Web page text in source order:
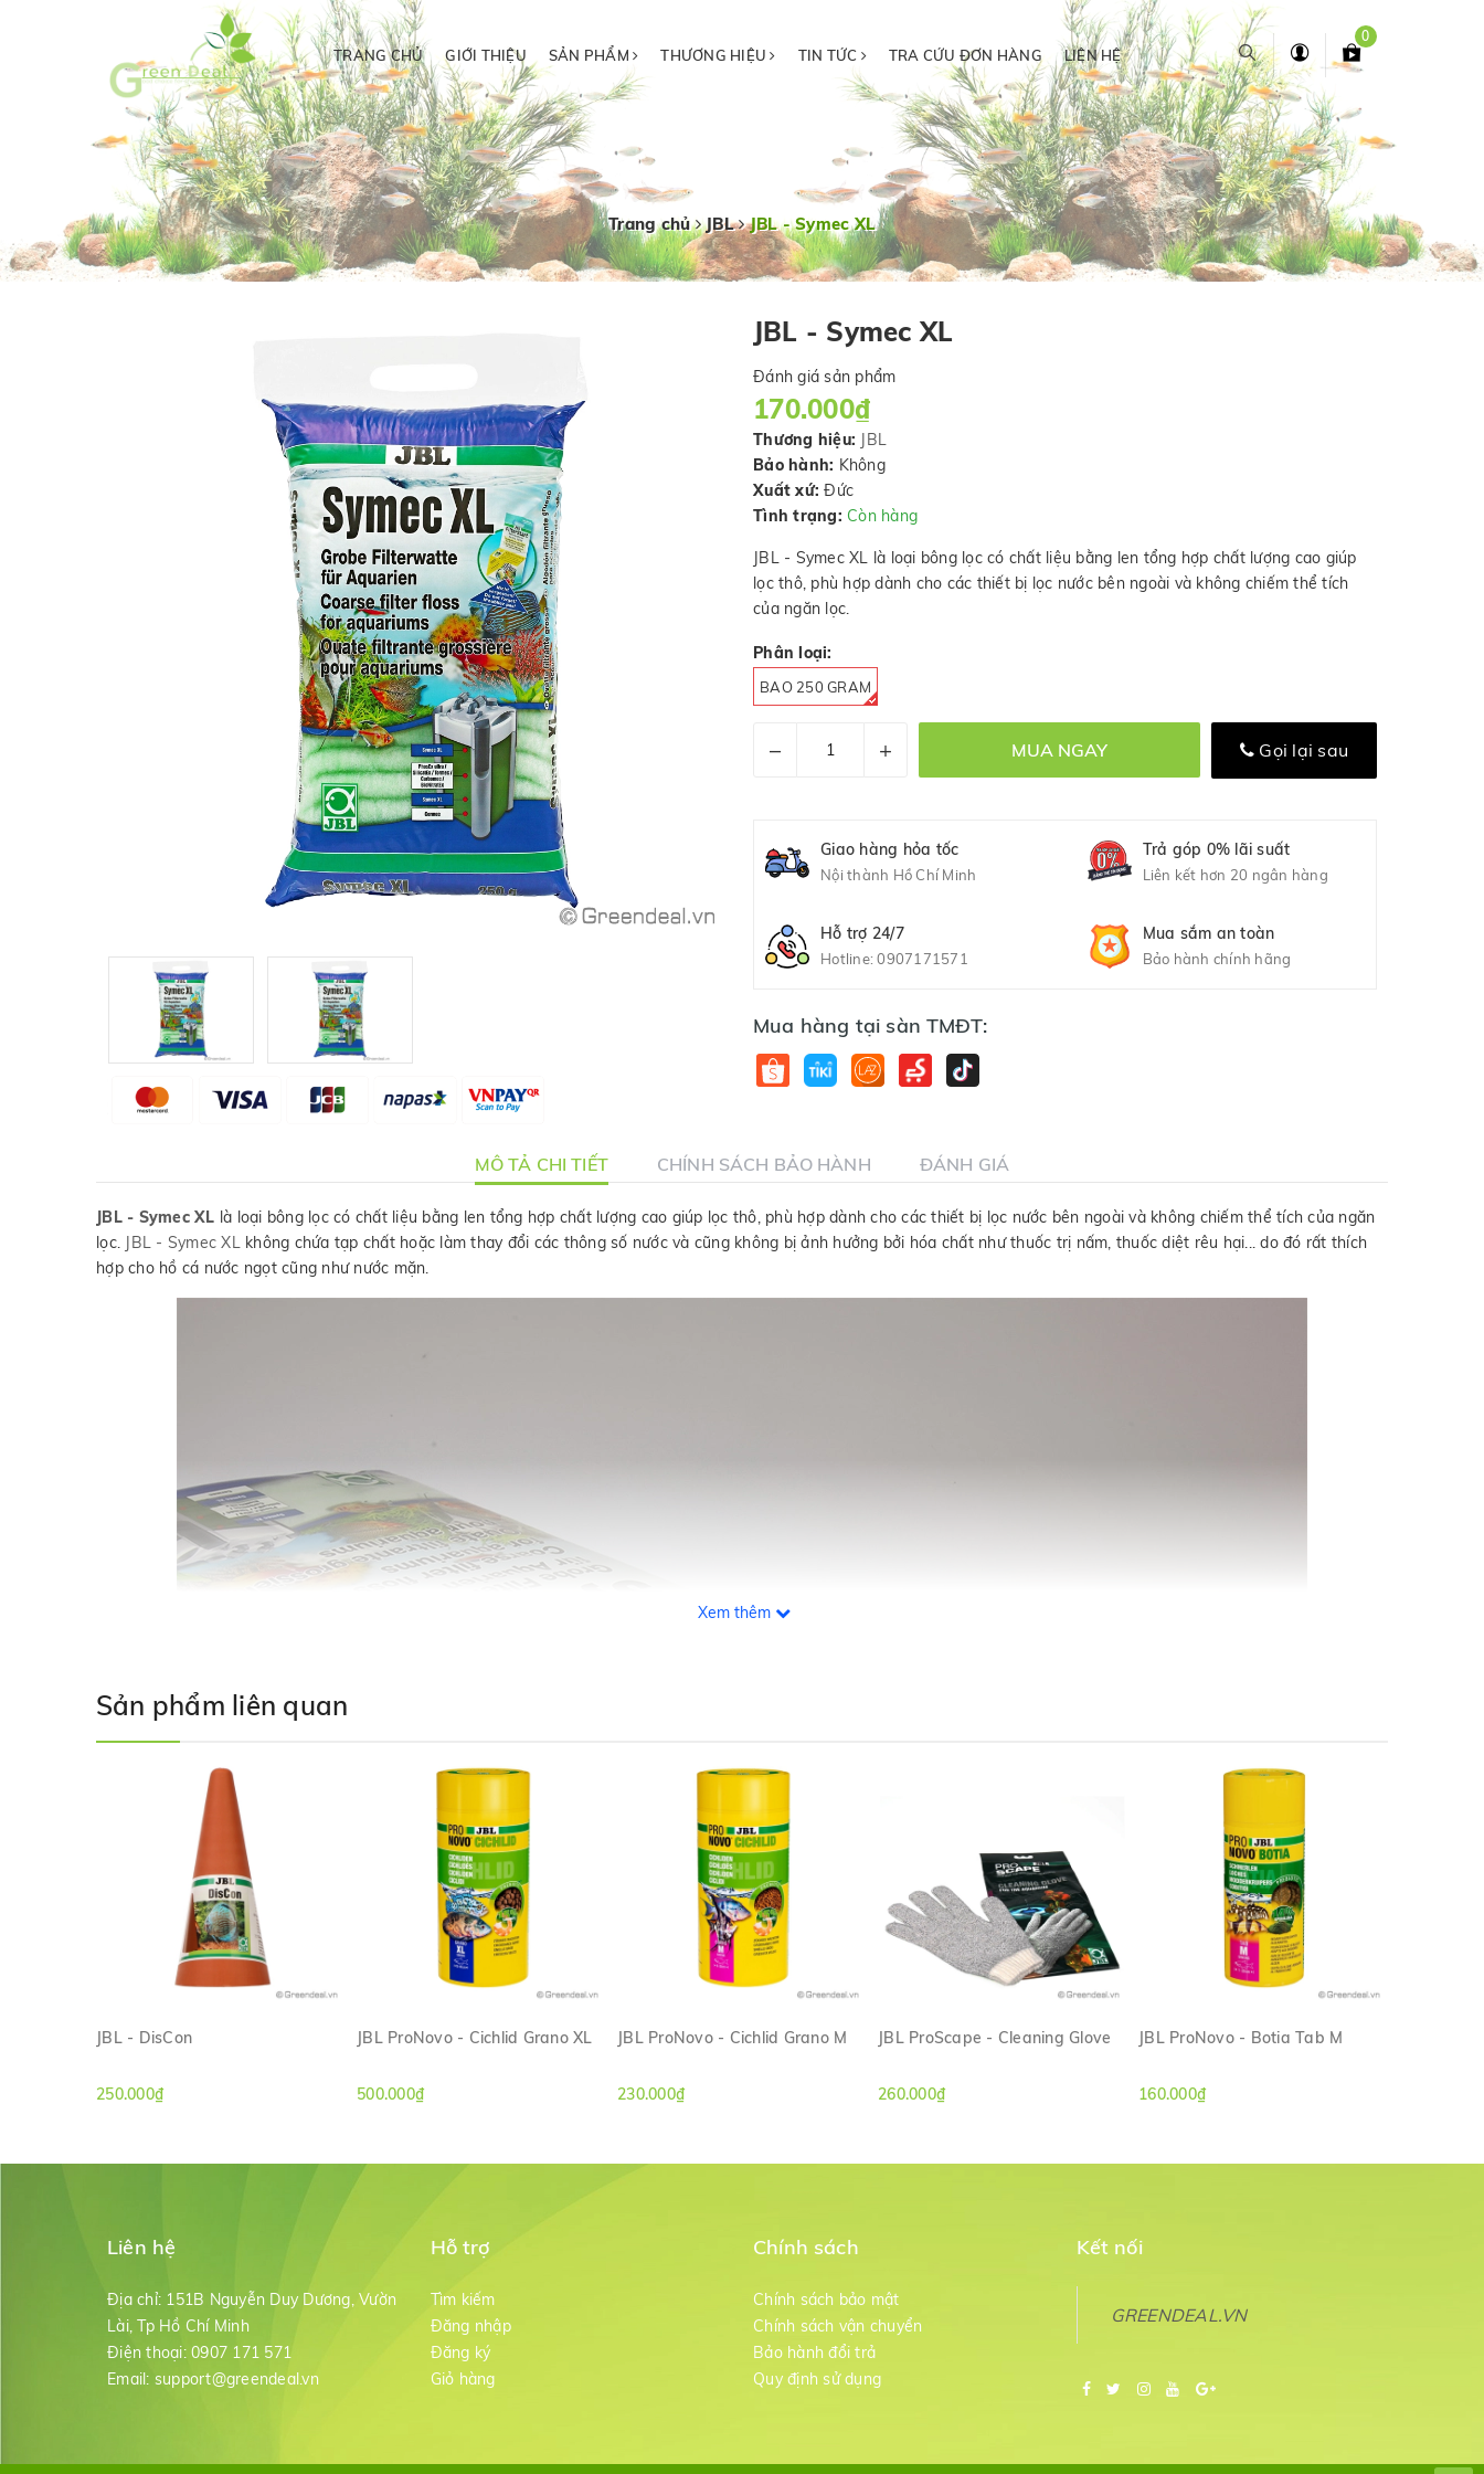
TRANG CHỦ GIỚI THIỆU SẢN PHẨM THƯƠNG HIỆU TIN TỨC TRA CỨU ĐƠN HÀNG LIÊN HỆ
0
Trang chủ JBL JBL - Symec XL
JBL - Symec XL
Đánh giá sản phẩm
170.000₫
Thương hiệu:
JBL
Bảo hành: Không
Xuất xứ: Đức
Tình trạng: Còn hàng
JBL - Symec XL là loại bông lọc có chất liệu bằng len tổng hợp chất lượng cao giúp
lọc thô, phù hợp dành cho các thiết bị lọc nước bên ngoài và không chiếm thể tích
của ngăn lọc.
Phân loại:
BAO 250 GRAM
– + MUA NGAY Gọi lại sau
Giao hàng hỏa tốc
Nội thành Hồ Chí Minh
Trả góp 0% lãi suất
Liên kết hơn 20 ngân hàng
Hỗ trợ 24/7
Hotline:0907171571
Mua sắm an toàn
Bảo hành chính hãng
Mua hàng tại sàn TMĐT:
MÔ TẢ CHI TIẾT CHÍNH SÁCH BẢO HÀNH ĐÁNH GIÁ
JBL - Symec XL là loại bông lọc có chất liệu bằng len tổng hợp chất lượng cao giúp lọc thô, phù hợp dành cho các thiết bị lọc nước bên ngoài và không chiếm thể tích của ngăn
lọc. JBL - Symec XLkhông chứa tạp chất hoặc làm thay đổi các thông số nước và cũng không bị ảnh hưởng bởi hóa chất như thuốc trị nấm, thuốc diệt rêu hại... do đó rất thích
hợp cho hồ cá nước ngọt cũng như nước mặn.
Xem thêm
Sản phẩm liên quan
JBL - DisCon
250.000₫
JBL ProNovo - Cichlid Grano XL
500.000₫
JBL ProNovo - Cichlid Grano M
230.000₫
JBL ProScape - Cleaning Glove
260.000₫
JBL ProNovo - Botia Tab M
160.000₫
Liên hệ
Địa chỉ: 151B Nguyễn Duy Dương, Vườn
Lài, Tp Hồ Chí Minh
Điện thoại: 0907 171 571
Email: support@greendeal.vn
Hỗ trợ
Tìm kiếm
Đăng nhập
Đăng ký
Giỏ hàng
Chính sách
Chính sách bảo mật
Chính sách vận chuyển
Bảo hành đổi trả
Quy định sử dụng
Kết nối
GREENDEAL.VN